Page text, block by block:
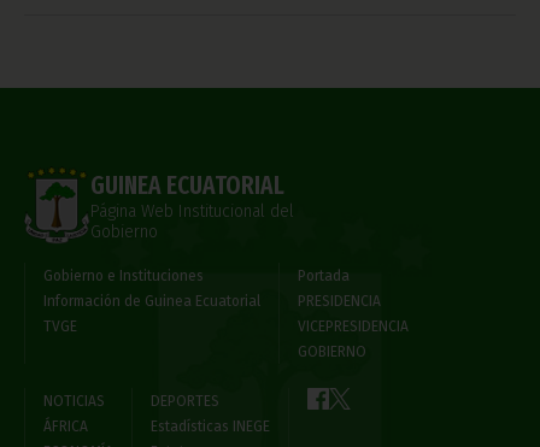
GUINEA ECUATORIAL
Página Web Institucional del
Gobierno
Gobierno e Instituciones
Información de Guinea Ecuatorial
TVGE
Portada
PRESIDENCIA
VICEPRESIDENCIA
GOBIERNO
NOTICIAS
ÁFRICA
DEPORTES
Estadísticas INEGE